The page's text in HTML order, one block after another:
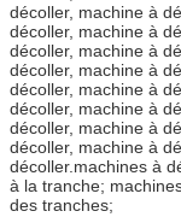
décoller, machine à
décoller, machine à
décoller, machine à
décoller, machine à
décoller, machine à
décoller, machine à
décoller, machine à
décoller, machine à
décoller. machines à
à la tranche;
des tranches;